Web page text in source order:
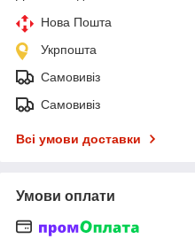
Нова Пошта
Укрпошта
Самовивіз
Самовивіз
Всі умови доставки
Умови оплати